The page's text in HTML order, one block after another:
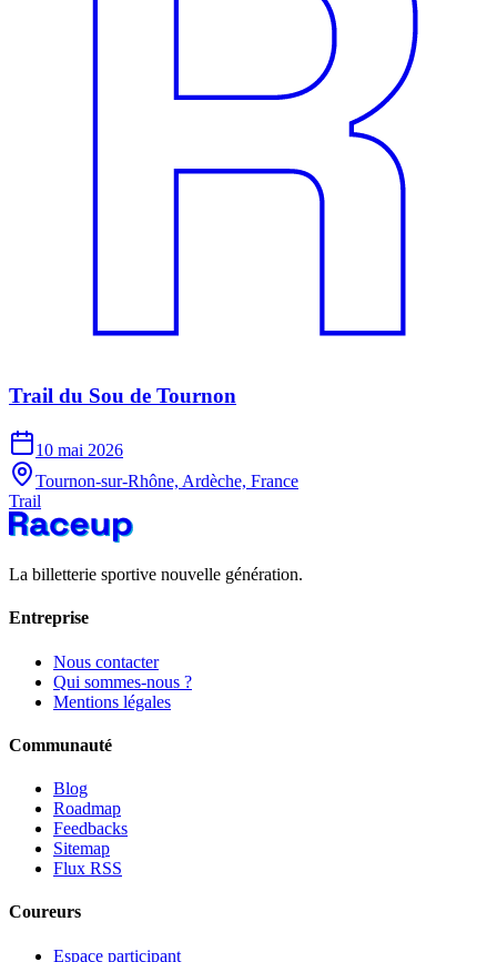
Trail du Sou de Tournon
10 mai 2026
Tournon-sur-Rhône, Ardèche, France
Trail
La billetterie sportive nouvelle génération.
Entreprise
Nous contacter
Qui sommes-nous ?
Mentions légales
Communauté
Blog
Roadmap
Feedbacks
Sitemap
Flux RSS
Coureurs
Espace participant